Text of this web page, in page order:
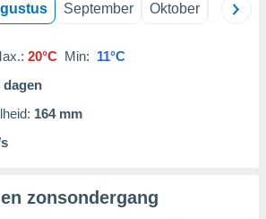
September Oktober
20°C Min: 11°C
dagen
164 mm
zonsondergang